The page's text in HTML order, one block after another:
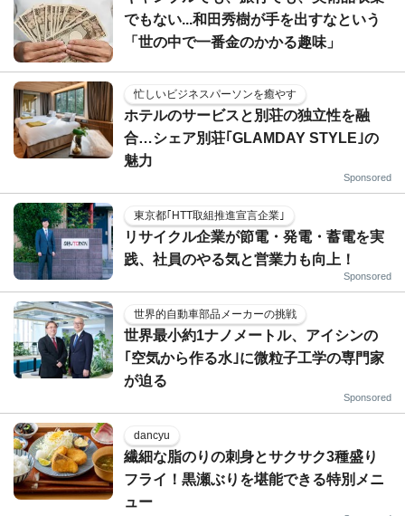
でもない...和田秀樹が手を出すなという
「世の中で一番金のかかる趣味」
忙しいビジネスパーソンを癒やす
ホテルのサービスと別荘の独立性を融
合…シェア別荘｢GLAMDAY STYLE｣の
魅力
Sponsored
東京都｢HTT取組推進宣言企業｣
リサイクル企業が節電・発電・蓄電を実
践、社員のやる気と営業力も向上！
Sponsored
世界的自動車部品メーカーの挑戦
世界最小約1ナノメートル、アイシンの
｢空気から作る水｣に微粒子工学の専門家
が迫る
Sponsored
dancyu
繊細な脂のりの刺身とサクサク3種盛り
フライ！黒瀬ぶりを堪能できる特別メニ
ュー